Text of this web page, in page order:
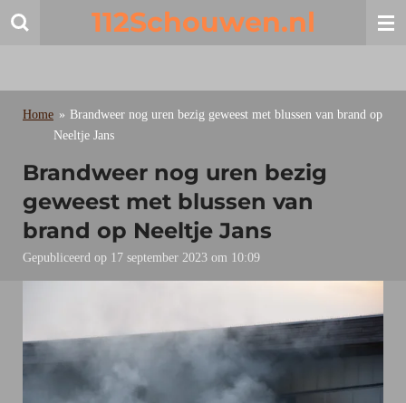
Ga
112Schouwen.nl
Home » Brandweer nog uren bezig geweest met blussen van brand op
Neeltje Jans
Brandweer nog uren bezig
geweest met blussen van
brand op Neeltje Jans
Gepubliceerd op 17 september 2023 om 10:09